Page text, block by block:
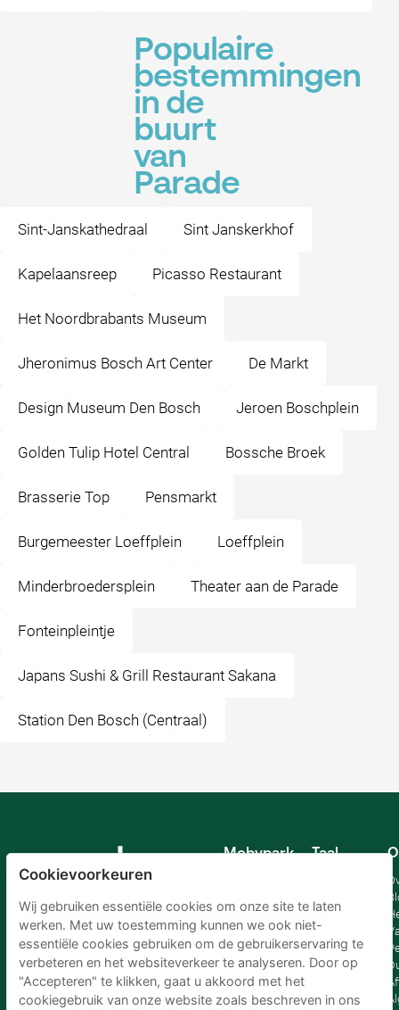
Populaire
bestemmingen
in de
buurt
van
Parade
Sint-Janskathedraal Sint Janskerkhof
Kapelaansreep Picasso Restaurant
Het Noordbrabants Museum
Jheronimus Bosch Art Center De Markt
Design Museum Den Bosch Jeroen Boschplein
Golden Tulip Hotel Central Bossche Broek
Brasserie Top Pensmarkt
Burgemeester Loeffplein Loeffplein
Minderbroedersplein Theater aan de Parade
Fonteinpleintje
Japans Sushi & Grill Restaurant Sakana
Station Den Bosch (Centraal)
Mobypark
Taal
Spaans
Frankrijk
Italiaans
Nederlands
Cookievoorkeuren
Wij gebruiken essentiële cookies om onze site te laten
werken. Met uw toestemming kunnen we ook niet-
essentiële cookies gebruiken om de gebruikerservaring te
verbeteren en het websiteverkeer te analyseren. Door op
"Accepteren" te klikken, gaat u akkoord met het
cookiegebruik van onze website zoals beschreven in ons